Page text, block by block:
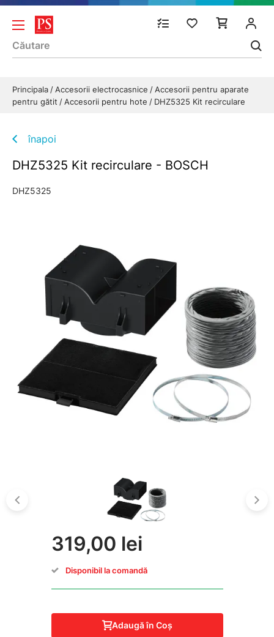
Principala Accesorii electrocasnice
Accesorii pentru aparate
pentru gătit
Accesorii pentru hote DHZ5325 Kit recirculare
înapoi
DHZ5325 Kit recirculare - BOSCH
DHZ5325
319,00 lei
Disponibil la comandă
Adaugă în Coş